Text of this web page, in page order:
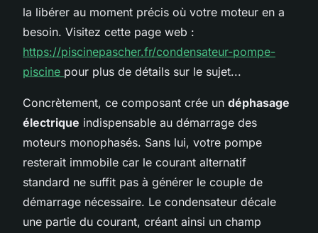
la libérer au moment précis où votre moteur en a
besoin. Visitez cette page web :
https://piscinepascher.fr/condensateur-pompe-
piscine pour plus de détails sur le sujet...
Concrètement, ce composant crée un déphasage
électrique indispensable au démarrage des
moteurs monophasés. Sans lui, votre pompe
resterait immobile car le courant alternatif
standard ne suffit pas à générer le couple de
démarrage nécessaire. Le condensateur décale
une partie du courant, créant ainsi un champ